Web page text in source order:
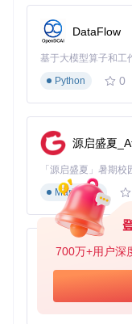
700万+用户深
for file_path
with Image.
该方案将原本需要3
件确保了资源完整性
设计师视角：分层
UI设计师王设计师
n目录下的斯卡蒂
png）作为主体元素
_bg_001.png）构建
素。
明日方舟干员斯卡
材库中的斯卡蒂高
技术小贴士
：使
图层结构，通过"
DataFlow
基于大模型算子和工
Python
0
源启盛夏
Markdown
py-xiaozhi
Python
0